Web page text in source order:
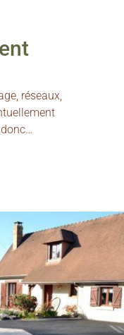
réseaux,